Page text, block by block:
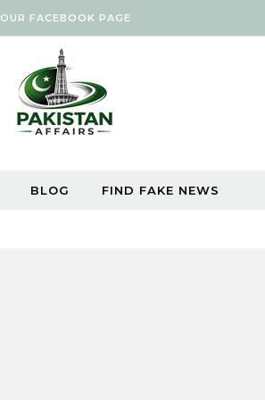
OUR FACEBOOK PAGE
BLOG FIND FAKE NEWS